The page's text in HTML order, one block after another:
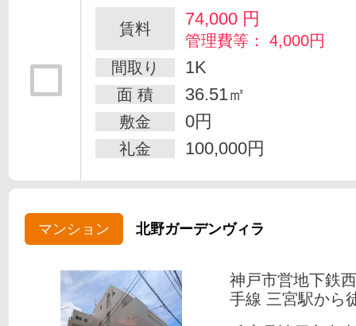
賃料 74,000 円
管理費等： 4,000円
間取り
1K
面 積 36.51㎡
敷金 0円
礼金 100,000円
マンション 北野ガーデンヴィラ
神戸市営地下鉄
手線 三宮駅から